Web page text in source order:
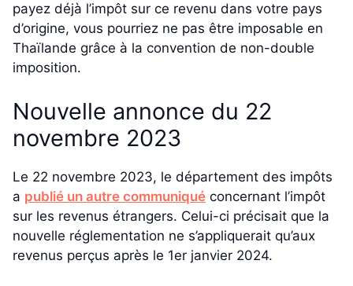
payez déjà l’impôt sur ce revenu dans votre pays
d’origine, vous pourriez ne pas être imposable en
Thaïlande grâce à la convention de non-double
imposition.
Nouvelle annonce du 22
novembre 2023
Le 22 novembre 2023, le département des impôts
a publié un autre communiqué concernant l’impôt
sur les revenus étrangers. Celui-ci précisait que la
nouvelle réglementation ne s’appliquerait qu’aux
revenus perçus après le 1er janvier 2024.